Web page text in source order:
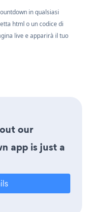
in qualsiasi
html o un codice di
live e apparirà il tuo
our
app is just a